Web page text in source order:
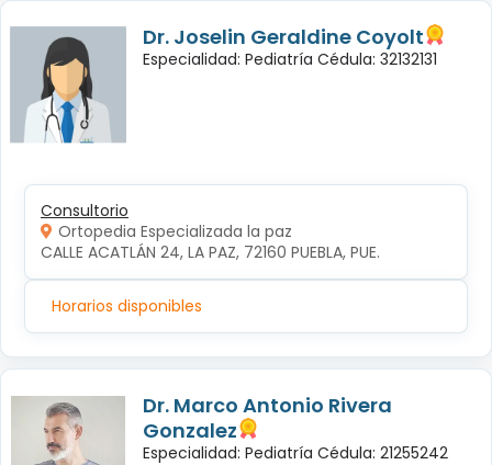
Dr. Joselin Geraldine Coyolt
Especialidad: Pediatría Cédula: 32132131
Consultorio
Ortopedia Especializada la paz
CALLE ACATLÁN 24, LA PAZ, 72160 PUEBLA, PUE.
Horarios disponibles
Dr. Marco Antonio Rivera
Gonzalez
Especialidad: Pediatría Cédula: 21255242